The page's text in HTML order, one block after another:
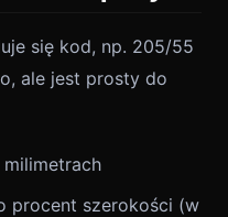
się kod, np. 205/55
ale jest prosty do
procent szerokości (w